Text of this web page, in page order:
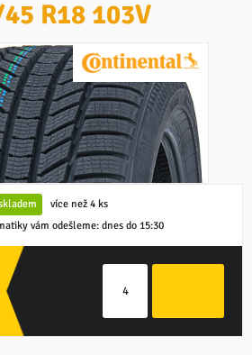
R18 103V
více než 4 ks
vám odešleme: dnes do 15:30